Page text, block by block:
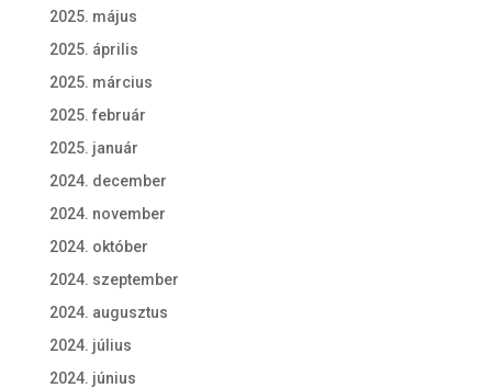
2025. május
2025. április
2025. március
2025. február
2025. január
2024. december
2024. november
2024. október
2024. szeptember
2024. augusztus
2024. július
2024. június